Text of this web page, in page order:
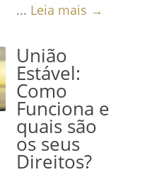
... Leia mais →
União
Estável:
Como
Funciona e
quais são
os seus
Direitos?